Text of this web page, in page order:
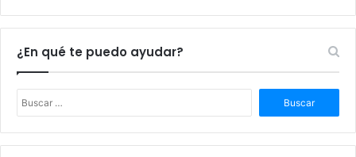
¿En qué te puedo ayudar?
s
c